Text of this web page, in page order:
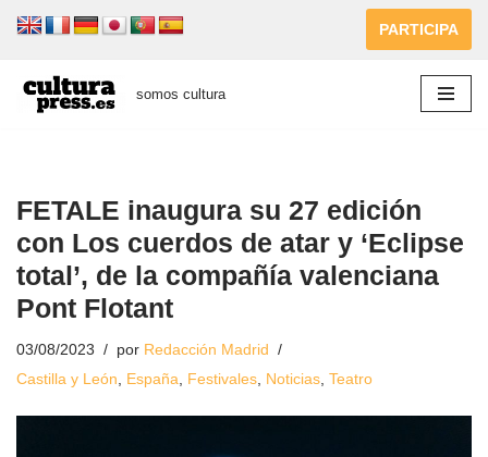
al
contenido
PARTICIPA
somos cultura
FETALE inaugura su 27 edición
con Los cuerdos de atar y ‘Eclipse
total’, de la compañía valenciana
Pont Flotant
03/08/2023 por Redacción Madrid
Castilla y León
España Festivales Noticias Teatro